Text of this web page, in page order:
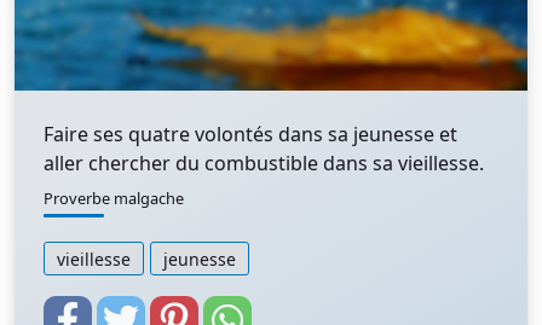
Faire ses quatre volontés dans sa jeunesse et
aller chercher du combustible dans sa vieillesse.
Proverbe malgache
vieillesse jeunesse